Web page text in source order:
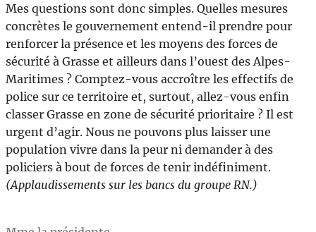
Mes questions sont donc simples. Quelles mesures
concrètes le gouvernement entend-il prendre pour
renforcer la présence et les moyens des forces de
sécurité à Grasse et ailleurs dans l’ouest des Alpes-
Maritimes ? Comptez-vous accroître les effectifs de
police sur ce territoire et, surtout, allez-vous enfin
classer Grasse en zone de sécurité prioritaire ? Il est
urgent d’agir. Nous ne pouvons plus laisser une
population vivre dans la peur ni demander à des
policiers à bout de forces de tenir indéfiniment.
(Applaudissements sur les bancs du groupe RN.)